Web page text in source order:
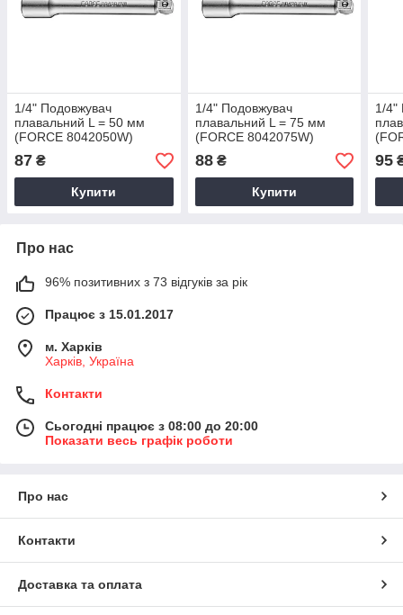
1/4" Подовжувач
плавальний L = 50 мм
(FORCE 8042050W)
87 ₴
Купити
1/4" Подовжувач
плавальний L = 75 мм
(FORCE 8042075W)
88₴
Купити
1/4"
95
Про нас
96% позитивних з 73 відгуків за рік
Працює з 15.01.2017
м. Харків
Харків, Україна
Контакти
Сьогодні працює з 08:00 до 20:00
Показати весь графік роботи
Про нас
Контакти
Доставка та оплата